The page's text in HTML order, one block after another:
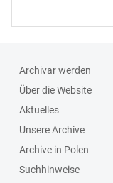
Archivar werden
Über die Website
Aktuelles
Unsere Archive
Archive in Polen
Suchhinweise